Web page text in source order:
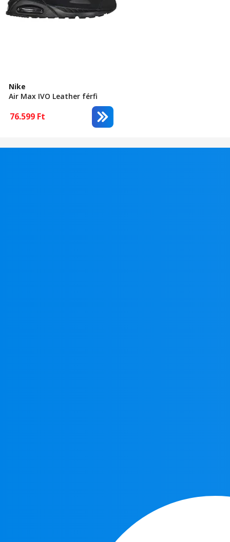
Nike
Air Max IVO Leather férfi
76.599 Ft